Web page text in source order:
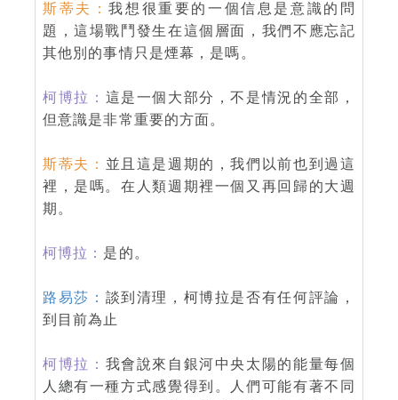
斯蒂夫：我想很重要的一個信息是意識的問
題，這場戰鬥發生在這個層面，我們不應忘記
其他別的事情只是煙幕，是嗎。
柯博拉： 這是一個大部分，不是情況的全部，
但意識是非常重要的方面。
斯蒂夫： 並且這是週期的，我們以前也到過這
裡，是嗎。在人類週期裡一個又再回歸的大週
期。
柯博拉： 是的。
路易莎： 談到清理，柯博拉是否有任何評論，
到目前為止
柯博拉： 我會說來自銀河中央太陽的能量每個
人總有一種方式感覺得到。人們可能有著不同